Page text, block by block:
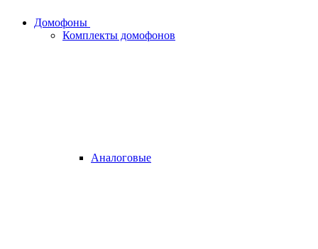
Домофоны
Комплекты домофонов
Аналоговые